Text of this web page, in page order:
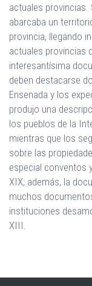
actuales provincias.
abarcaba un
provincia, llegando
actuales provincias
interesantísima
deben destacarse
Ensenada y los
produjo una
los pueblos de la
mientras que los
sobre las
especial conventos
XIX; además, la
muchos
instituciones
XIII.